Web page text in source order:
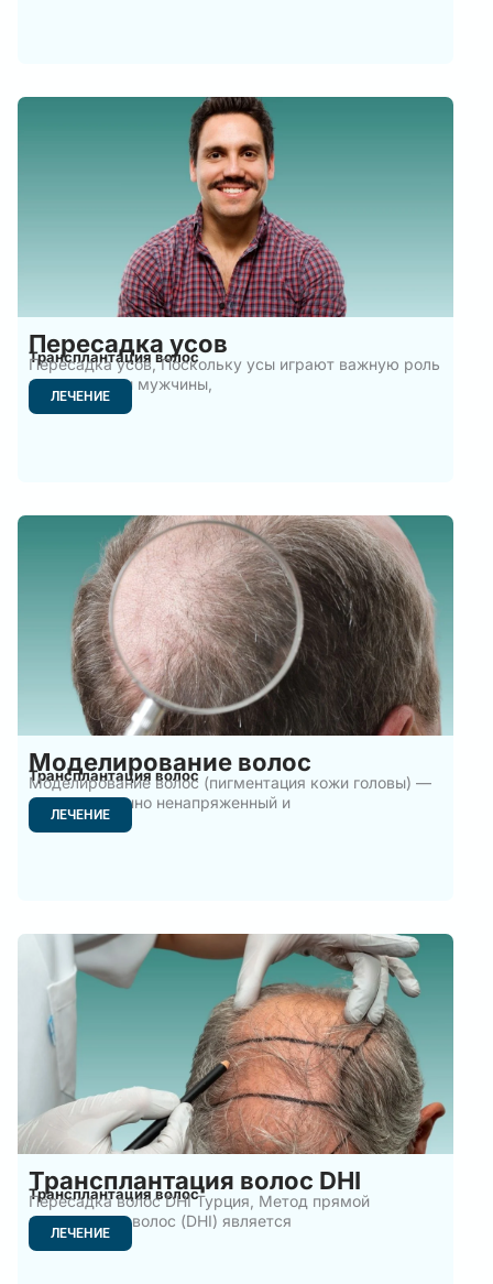
Пересадка усов
Трансплантация волос
Пересадка усов, Поскольку усы играют важную роль
во внешности мужчины,
ЛЕЧЕНИЕ
Моделирование волос
Трансплантация волос
Моделирование волос (пигментация кожи головы) —
это совершенно ненапряженный и
ЛЕЧЕНИЕ
Трансплантация волос DHI
Трансплантация волос
Пересадка волос DHI Турция, Метод прямой
имплантации волос (DHI) является
ЛЕЧЕНИЕ